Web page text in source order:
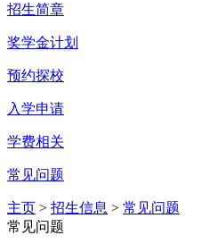
招生简章
奖学金计划
预约探校
入学申请
学费相关
常见问题
主页 > 招生信息 > 常见问题
常见问题